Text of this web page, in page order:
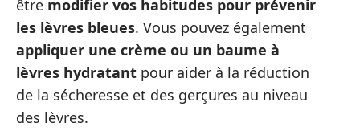
être modifier vos habitudes pour prévenir
les lèvres bleues. Vous pouvez également
appliquer une crème ou un baume à
lèvres hydratant pour aider à la réduction
de la sécheresse et des gerçures au niveau
des lèvres.